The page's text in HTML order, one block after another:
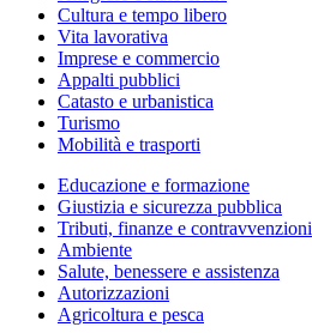
Cultura e tempo libero
Vita lavorativa
Imprese e commercio
Appalti pubblici
Catasto e urbanistica
Turismo
Mobilità e trasporti
Educazione e formazione
Giustizia e sicurezza pubblica
Tributi, finanze e contravvenzioni
Ambiente
Salute, benessere e assistenza
Autorizzazioni
Agricoltura e pesca